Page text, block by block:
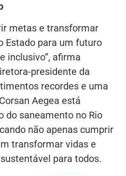
metas e transformar
Estado para um futuro
inclusivo”, afirma
presidente da
recordes e uma
Aegea está
do saneamento no Rio
não apenas cumprir
transformar vidas e
para todos.